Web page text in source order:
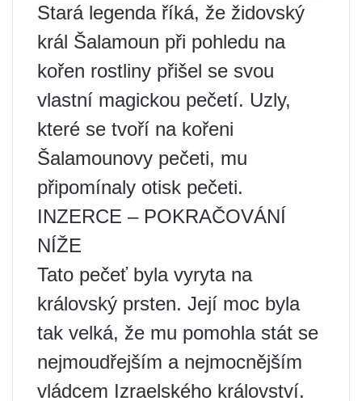
Stará legenda říká, že židovský
král Šalamoun při pohledu na
kořen rostliny přišel se svou
vlastní magickou pečetí. Uzly,
které se tvoří na kořeni
Šalamounovy pečeti, mu
připomínaly otisk pečeti.
INZERCE – POKRAČOVÁNÍ
NÍŽE
Tato pečeť byla vyryta na
královský prsten. Její moc byla
tak velká, že mu pomohla stát se
nejmoudřejším a nejmocnějším
vládcem Izraelského království.